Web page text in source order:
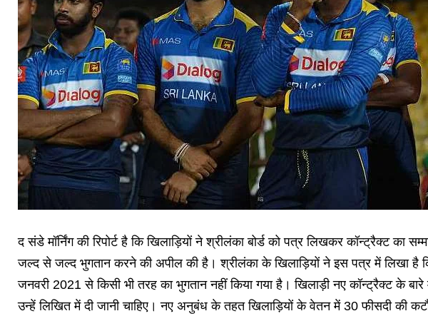
द संडे मॉर्निंग की रिपोर्ट है कि खिलाड़ियों ने श्रीलंका बोर्ड को पत्र लिखकर कॉन्ट्रैक्ट का
जल्द से जल्द भुगतान करने की अपील की है। श्रीलंका के खिलाड़ियों ने इस पत्र में लिखा है
जनवरी 2021 से किसी भी तरह का भुगतान नहीं किया गया है। खिलाड़ी नए कॉन्ट्रैक्ट के
उन्हें लिखित में दी जानी चाहिए। नए अनुबंध के तहत खिलाड़ियों के वेतन में 30 फीसदी की